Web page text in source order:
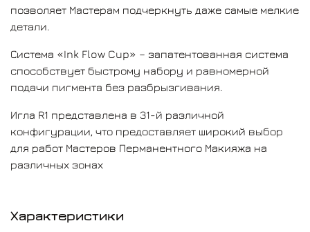
позволяет Мастерам подчеркнуть даже самые мелкие
детали.
Система «Ink Flow Cup» – запатентованная система
способствует быстрому набору и равномерной
подачи пигмента без разбрызгивания.
Игла R1 представлена в 31-й различной
конфигурации, что предоставляет широкий выбор
для работ Мастеров Перманентного Макияжа на
различных зонах
Характеристики